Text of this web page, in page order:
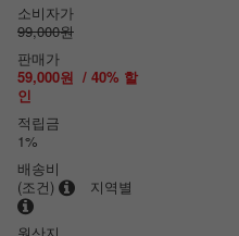
소비자가
99,000원
판매가
59,000원 / 40% 할
인
적립금
1%
배송비
(조건)
지역별